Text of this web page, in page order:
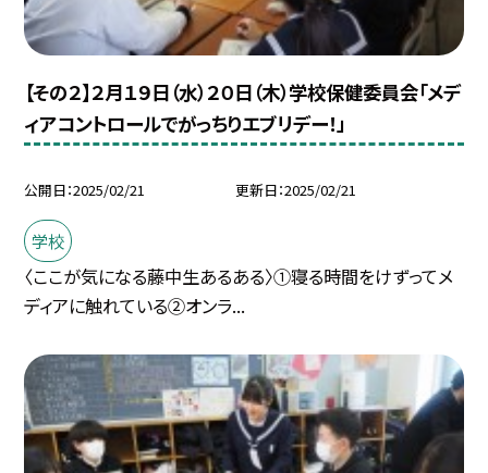
【その２】２月１９日（水）２０日（木）学校保健委員会「メデ
ィアコントロールでがっちりエブリデー！」
公開日 2025/02/21 更新日 2025/02/21
学校
〈ここが気になる藤中生あるある〉①寝る時間をけずってメ
ディアに触れている②オンラ...